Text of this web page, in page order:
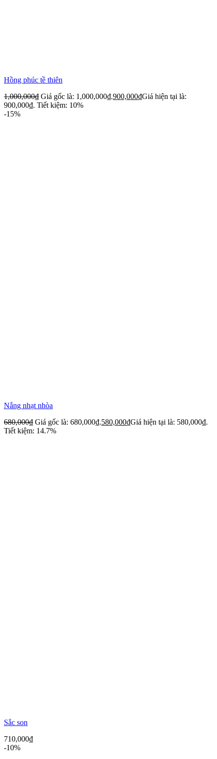
Hồng phúc tề thiên
1,000,000₫ Giá gốc là: 1,000,000₫.900,000₫Giá hiện tại là:
900,000₫. Tiết kiệm: 10%
-15%
Nắng nhạt nhòa
680,000₫ Giá gốc là: 680,000₫.580,000₫Giá hiện tại là: 580,000₫.
Tiết kiệm: 14.7%
Sắc son
710,000₫
-10%